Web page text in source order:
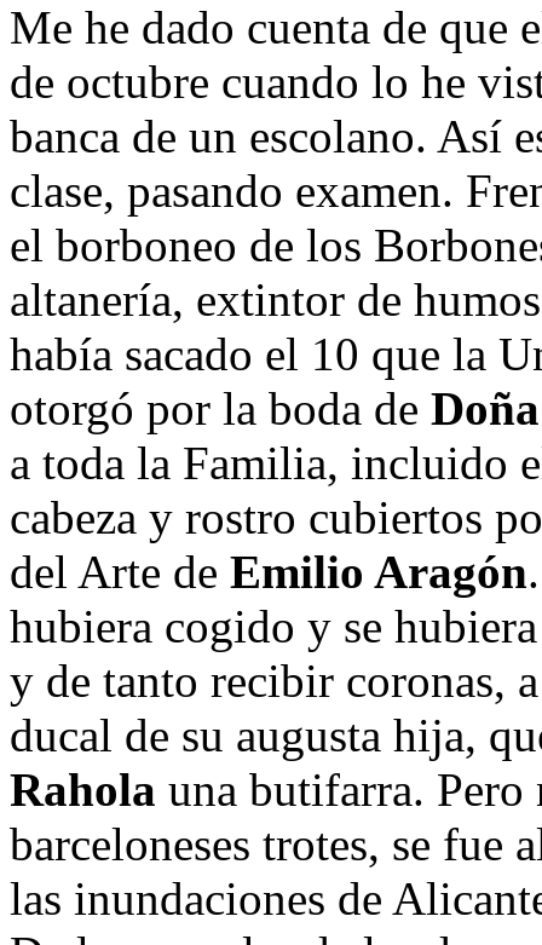
Me he dado cuenta de que
de octubre cuando lo he
banca de un escolano. Así
clase, pasando examen.
el borboneo de los
altanería, extintor de
había sacado el 10 que la
otorgó por la boda de
a toda la Familia, incluido
cabeza y rostro cubiertos
del Arte de Emilio Aragón
hubiera cogido y se
y de tanto recibir coronas,
ducal de su augusta hija,
Rahola una butifarra.
barceloneses trotes, se fue
las inundaciones de